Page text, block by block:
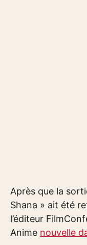
Après que la
Shana » ait été
l’éditeur
Anime nouvelle